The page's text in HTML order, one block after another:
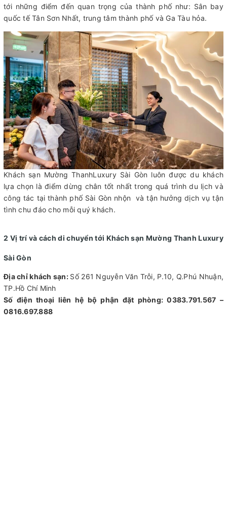
tới những điểm đến quan trọng của thành phố như: Sân bay
quốc tế Tân Sơn Nhất, trung tâm thành phố và Ga Tàu hỏa.
Khách sạn Mường ThanhLuxury Sài Gòn luôn được du khách
lựa chọn là điểm dừng chân tốt nhất trong quá trình du lịch và
công tác tại thành phố Sài Gòn nhộn và tận hưởng dịch vụ tận
tình chu đáo cho mỗi quý khách.
2 Vị trí và cách di chuyển tới Khách sạn Mường Thanh Luxury
Sài Gòn
Địa chỉ khách sạn: Số 261 Nguyễn Văn Trỗi, P.10, Q.Phú Nhuận,
TP.Hồ Chí Minh
Số điện thoại liên hệ bộ phận đặt phòng: 0383.791.567 –
0816.697.888